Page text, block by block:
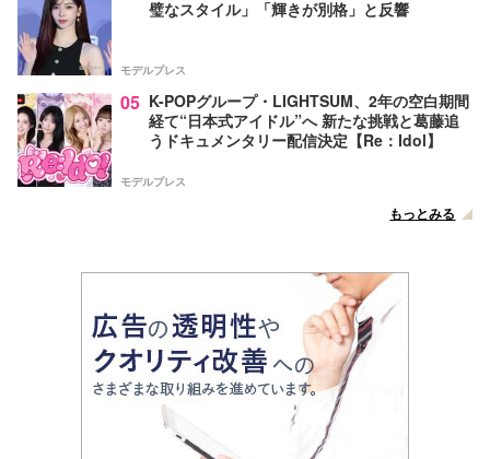
璧なスタイル」「輝きが別格」と反響
モデルプレス
05 K-POPグループ・LIGHTSUM、2年の空白期間
経て“日本式アイドル”へ 新たな挑戦と葛藤追
うドキュメンタリー配信決定【Re：Idol】
モデルプレス
もっとみる